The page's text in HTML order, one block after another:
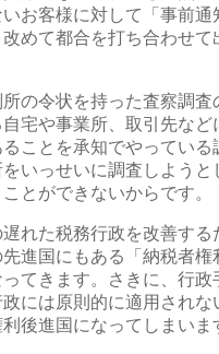
お客様に対して「事前
めて都合を打ち合わせ
の令状を持った査察調
宅や事業所、取引先な
ことを承知でやってい
いっせいに調査しよう
とができないからです。
れた税務行政を改善す
進国にもある「納税者
てきます。さきに、行
には原則的に適用され
後進国になってしまいま